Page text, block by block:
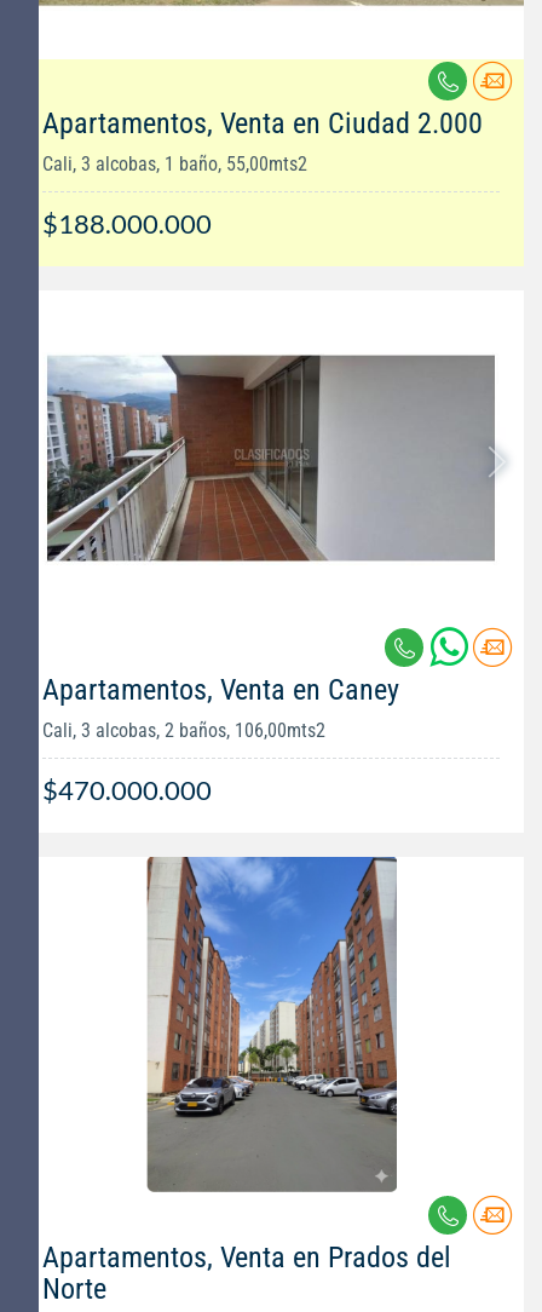
Apartamentos, Venta en Ciudad 2.000
Cali, 3 alcobas, 1 baño, 55,00mts2
$188.000.000
Apartamentos, Venta en Caney
Cali, 3 alcobas, 2 baños, 106,00mts2
$470.000.000
Apartamentos, Venta en Prados del
Norte